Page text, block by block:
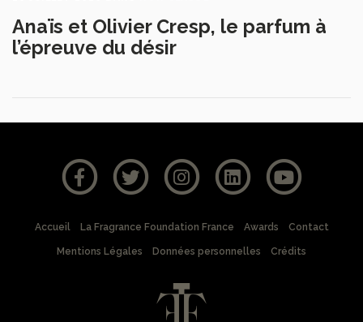
Anaïs et Olivier Cresp, le parfum à
l’épreuve du désir
Accueil La Fragrance Foundation France Awards Contact
Mentions Légales Données personnelles Crédits